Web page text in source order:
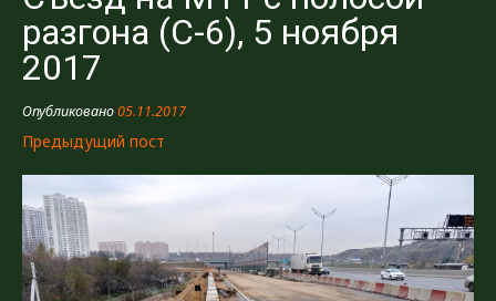
разгона (C-6), 5 ноября
2017
Опубликовано05.11.2017
Предыдущий пост